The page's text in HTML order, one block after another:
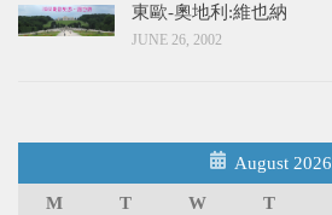
東歐-奧地利:維也納
JUNE 26, 2002
August 2026
M T W T